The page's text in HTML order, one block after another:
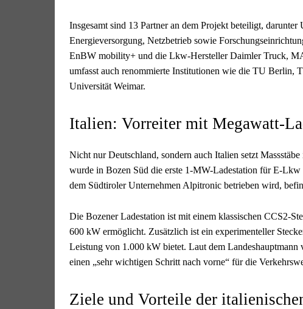
Insgesamt sind 13 Partner an dem Projekt beteiligt, darunter
Energieversorgung, Netzbetrieb sowie
EnBW mobility+ und die Lkw-Hersteller Daimler Truck,
umfasst auch renommierte Institutionen wie die TU Berlin,
Universität Weimar.
Italien: Vorreiter mit Megawatt-
Nicht nur Deutschland, sondern auch Italien setzt
wurde in Bozen Süd die erste 1-MW-Ladestation für E-
dem Südtiroler Unternehmen Alpitronic betrieben wird,
Die Bozener Ladestation ist mit einem klassischen CCS2-
600 kW ermöglicht. Zusätzlich ist ein experimenteller
Leistung von 1.000 kW bietet. Laut dem
einen „sehr wichtigen Schritt nach vorne“ für die
Ziele und Vorteile der